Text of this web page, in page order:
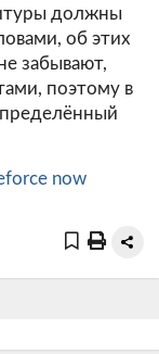
должны
об этих
забывают,
поэтому в
now